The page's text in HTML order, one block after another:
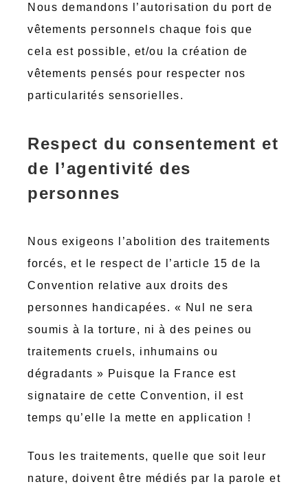
Nous demandons l’autorisation du port de
vêtements personnels chaque fois que
cela est possible, et/ou la création de
vêtements pensés pour respecter nos
particularités sensorielles.
Respect du consentement et
de l’agentivité des
personnes
Nous exigeons l’abolition des traitements
forcés, et le respect de l’article 15 de la
Convention relative aux droits des
personnes handicapées. « Nul ne sera
soumis à la torture, ni à des peines ou
traitements cruels, inhumains ou
dégradants » Puisque la France est
signataire de cette Convention, il est
temps qu’elle la mette en application !
Tous les traitements, quelle que soit leur
nature, doivent être médiés par la parole et